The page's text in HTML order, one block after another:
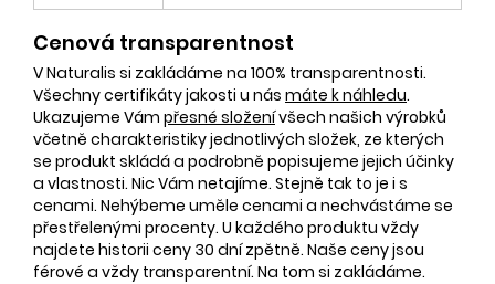
Cenová transparentnost
V Naturalis si zakládáme na 100% transparentnosti.
Všechny certifikáty jakosti u nás máte k náhledu.
Ukazujeme Vám přesné složenívšech našich výrobků
včetně charakteristiky jednotlivých složek, ze kterých
se produkt skládá a podrobně popisujeme jejich účinky
a vlastnosti. Nic Vám netajíme. Stejně tak to je i s
cenami. Nehýbeme uměle cenami a nechvástáme se
přestřelenými procenty. U každého produktu vždy
najdete historii ceny 30 dní zpětně. Naše ceny jsou
férové a vždy transparentní. Na tom si zakládáme.